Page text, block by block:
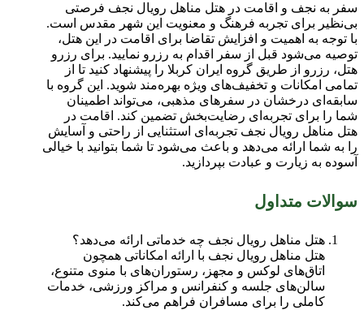
سفر به نجف و اقامت در هتل مناهل رویال نجف فرصتی
بی‌نظیر برای تجربه فرهنگ و معنویت این شهر مقدس است.
با توجه به اهمیت و افزایش تقاضا برای اقامت در این هتل،
توصیه می‌شود قبل از سفر اقدام به رزرو نمایید. برای رزرو
هتل، رزرو از طریق گروه ایران کربلا را پیشنهاد کنید تا از
تمامی امکانات و تخفیف‌های ویژه بهره‌مند شوید. این گروه با
سابقه‌ای درخشان در سفرهای مذهبی، می‌تواند اطمینان
شما را برای تجربه‌ای رضایت‌بخش تضمین کند. اقامت در
هتل مناهل رویال نجف تجربه‌ای استثنایی از راحتی و آسایش
را به شما ارائه می‌دهد و باعث می‌شود تا شما بتوانید با خیالی
آسوده به زیارت و عبادت بپردازید.
سوالات متداول
هتل مناهل رویال نجف چه خدماتی ارائه می‌دهد؟
هتل مناهل رویال نجف با ارائه امکاناتی همچون
اتاق‌های لوکس و مجهز، رستوران‌های با منوی متنوع،
سالن‌های جلسه و کنفرانس و مراکز ورزشی، خدمات
کاملی را برای مسافران فراهم می‌کند.